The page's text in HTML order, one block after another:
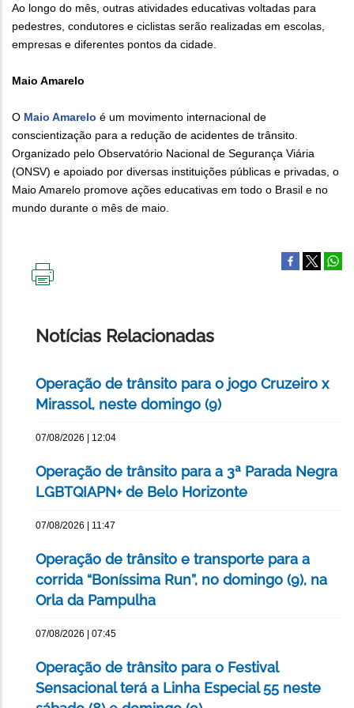
Ao longo do mês, outras atividades educativas voltadas para
pedestres, condutores e ciclistas serão realizadas em escolas,
empresas e diferentes pontos da cidade.
Maio Amarelo
O Maio Amarelo é um movimento internacional de
conscientização para a redução de acidentes de trânsito.
Organizado pelo Observatório Nacional de Segurança Viária
(ONSV) e apoiado por diversas instituições públicas e privadas, o
Maio Amarelo promove ações educativas em todo o Brasil e no
mundo durante o mês de maio.
Notícias Relacionadas
Operação de trânsito para o jogo Cruzeiro x
Mirassol, neste domingo (9)
07/08/2026 | 12:04
Operação de trânsito para a 3ª Parada Negra
LGBTQIAPN+ de Belo Horizonte
07/08/2026 | 11:47
Operação de trânsito e transporte para a
corrida “Boníssima Run”, no domingo (9), na
Orla da Pampulha
07/08/2026 | 07:45
Operação de trânsito para o Festival
Sensacional terá a Linha Especial 55 neste